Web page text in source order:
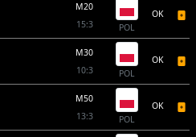
M20
15:3
POL
OK
M30
10:3
POL
OK
M50
13:3
POL
OK